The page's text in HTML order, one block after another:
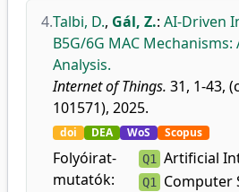
4.Talbi, D., Gál, Z.: AI-Driven
B5G/6G MAC
Analysis.
Internet of Things. 31, 1-43,
101571), 2025.
doi DEA WoS Scopus
Folyóirat-
mutatók:
Q1 Artificial
Q1
Computer